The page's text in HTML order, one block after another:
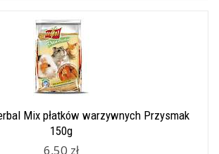
Mix płatków warzywnych Przysmak
150g
6,50 zł